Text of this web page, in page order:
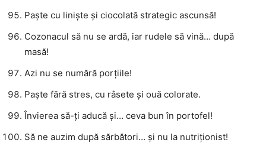
Paște cu liniște și ciocolată strategic ascunsă!
Cozonacul să nu se ardă, iar rudele să vină… după
masă!
Azi nu se numără porțiile!
Paște fără stres, cu râsete și ouă colorate.
Învierea să-ți aducă și… ceva bun în portofel!
Să ne auzim după sărbători… și nu la nutriționist!